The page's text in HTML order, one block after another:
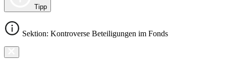
Tipp
Sektion: Kontroverse Beteiligungen im Fonds